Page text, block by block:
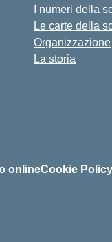
I numeri della
Le carte della
Organizzazione
La storia
onlineCookie Policy